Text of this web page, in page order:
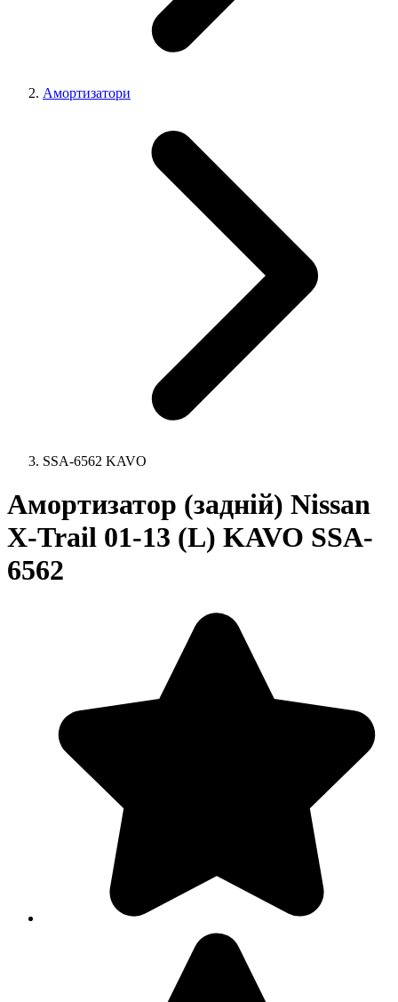
Амортизатори
SSA-6562 KAVO
Амортизатор (задній) Nissan
X-Trail 01-13 (L) KAVO SSA-
6562